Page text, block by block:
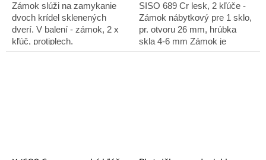
Zámok slúži na zamykanie
dvoch krídel sklenených
dverí. V balení - zámok, 2 x
kľúč, protiplech.
SISO 689 Cr lesk, 2 kľúče -
Zámok nábytkový pre 1 sklo,
pr. otvoru 26 mm, hrúbka
skla 4-6 mm Zámok je
určený k uzamykaniu